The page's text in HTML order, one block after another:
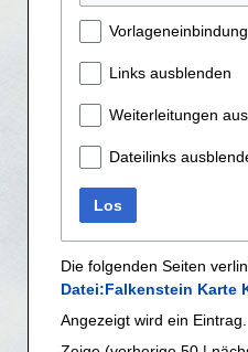
Links ausblenden
Weiterleitungen
Dateilinks
Los
Die folgenden Seiten
Datei:Falkenstein Karte
Angezeigt wird ein Eintrag.